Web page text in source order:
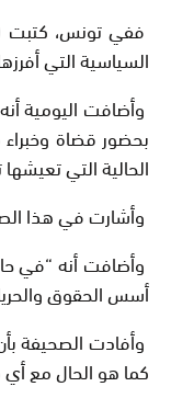
ففي تونس، كتبت
السياسية التي
وأضافت اليومية
بحضور قضاة
الحالية التي
وأشارت في هذا
وأضافت أنه “في
أسس الحقوق
وأفادت الصحيفة
كما هو الحال مع أي